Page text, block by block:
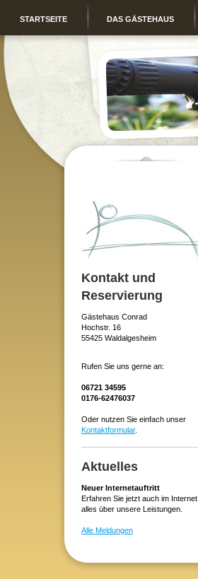
STARTSEITE DAS GÄSTEHAUS
Kontakt und
Reservierung
Gästehaus Conrad
Hochstr. 16
55425 Waldalgesheim
Rufen Sie uns gerne an:
06721 34595
0176-62476037
Oder nutzen Sie einfach unser
Kontaktformular.
Aktuelles
Neuer Internetauftritt
Erfahren Sie jetzt auch im Internet
alles über unsere Leistungen.
Alle Meldungen